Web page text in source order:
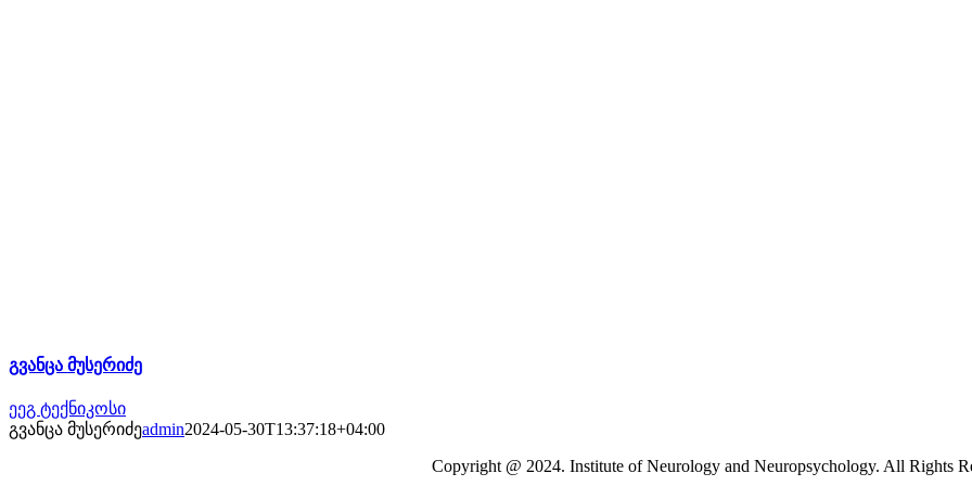
გვანცა მუსერიძე
ეეგ ტექნიკოსი
გვანცა მუსერიძეadmin2024-05-30T13:37:18+04:00
Copyright @ 2024. Institute of Neurology and Neuropsychology. All Rights